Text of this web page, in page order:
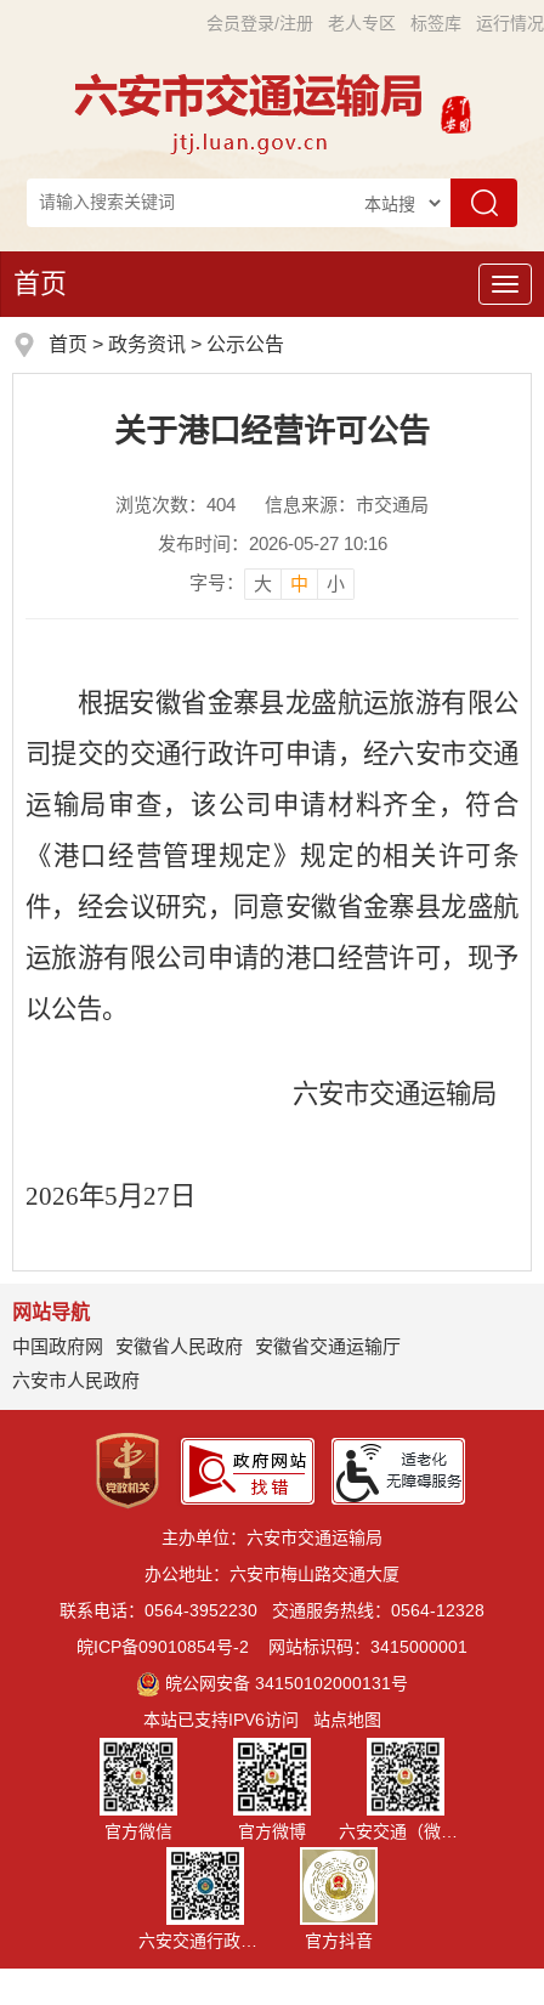
会员登录/注册 老人专区 标签库 运行情况
导
航
首页
首页 > 政务资讯 > 公示公告
关于港口经营许可公告
浏览次数： 404
信息来源：市交通局
发布时间：2026-05-27 10:16
字号：
大 中 小
根据安徽省金寨县龙盛航运旅游有限公
司提交的交通行政许可申请，经六安市交通
运输局审查，该公司申请材料齐全，符合
《港口经营管理规定》规定的相关许可条
件，经会议研究，同意安徽省金寨县龙盛航
运旅游有限公司申请的港口经营许可，现予
以公告。
六安市交通运输局
2026年5月 27 日
网站导航
中国政府网
安徽省人民政府
安徽省交通运输厅
六安市人民政府
主办单位：六安市交通运输局
办公地址：六安市梅山路交通大厦
联系电话：0564-3952230
交通服务热线：0564-12328
皖ICP备09010854号-2
网站标识码：3415000001
皖公网安备 34150102000131号
本站已支持IPV6访问
站点地图
官方微信 官方微博
官方抖音